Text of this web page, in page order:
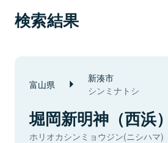
検索結果
富山県 新湊市
シンミナトシ
堀岡新明神（西浜）
ホリオカシンミョウジン(ニシハマ)